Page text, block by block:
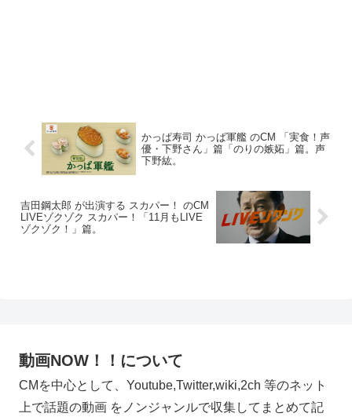
かっぱ寿司 かっぱ軍艦 のCM 「実食！声
優・下野さん」篇「のりの嫉妬」篇。声
下野紘。
吉田鋼太郎 が出演する スカパー！ のCM
LIVEゾクゾク スカパー！「11月もLIVE
ゾクゾク！」篇。
動画NOW！！について
CMを中心として、Youtube,Twitter,wiki,2ch 等のネット
上で話題の動画 をノンジャンルで収集してまとめて記